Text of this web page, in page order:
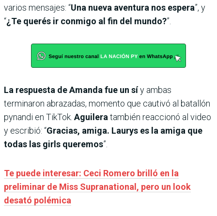
varios mensajes: “Una nueva aventura nos espera”, y
“¿Te querés ir conmigo al fin del mundo?”.
La respuesta de Amanda fue un síy ambas
terminaron abrazadas, momento que cautivó al batallón
pynandi en TikTok. Aguilera también reaccionó al video
y escribió: “Gracias, amiga. Laurys es la amiga que
todas las girls queremos”.
Te puede interesar: Ceci Romero brilló en la
preliminar de Miss Supranational, pero un look
desató polémica